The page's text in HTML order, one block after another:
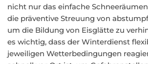
nicht nur das einfache
die präventive Streuung von
um die Bildung von Eisglätte zu
es wichtig, dass der Winterdienst
jeweiligen Wetterbedingungen